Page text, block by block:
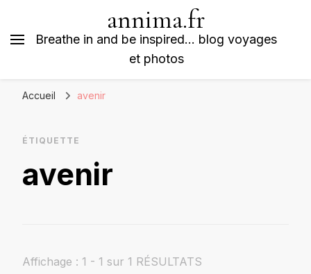
annima.fr
Breathe in and be inspired… blog voyages
et photos
Accueil avenir
ÉTIQUETTE
avenir
Affichage : 1 - 1 sur 1 RÉSULTATS